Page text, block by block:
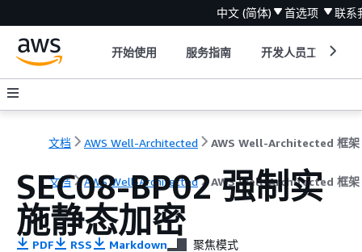
中文 (简体) 首选项 联系
开始使用 服务指南 开发人员工具
文档 AWS Well-Architected AWS Well-Architected 框架
文档 AWS Well-Architected AWS Well-Architected 框架
SEC08-BP02 强制实
施静态加密
PDF RSS Markdown 聚焦模式